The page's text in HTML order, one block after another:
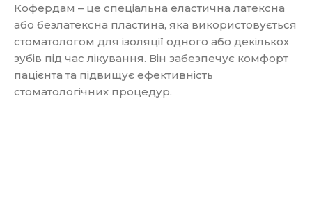
Кофердам – це спеціальна еластична латексна
або безлатексна пластина, яка використовується
стоматологом для ізоляції одного або декількох
зубів під час лікування. Він забезпечує комфорт
пацієнта та підвищує ефективність
стоматологічних процедур.